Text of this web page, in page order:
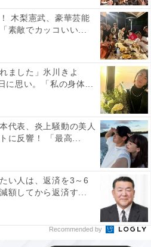
木梨憲武、豪華芸能
素敵でカッコいい...
ました」氷川きよ
に思い。「私の身体...
代表、炎上騒動の美人
に反響！ 「最高...
い人は、返済を3～6
額してから返済す...
Recommended by